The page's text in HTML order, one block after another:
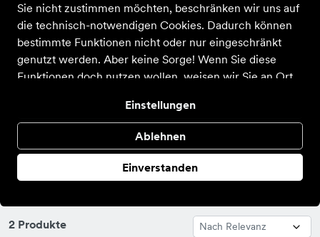
Sie nicht zustimmen möchten, beschränken wir uns auf
die technisch-notwendigen Cookies. Dadurch können
bestimmte Funktionen nicht oder nur eingeschränkt
genutzt werden. Aber keine Sorge! Wenn Sie diese
Funktionen doch nutzen wollen, weisen wir Sie an Ort
Sie auch im Nachhinein Ihre Freigabe erteilen können.
Alle Optionen und weitere Details finden Sie in der
Datenschutzerklärung
Einstellungen
Ablehnen
Einverstanden
ALLE FILTER
Farbe Größe Altersgruppe Marke
Quick Schuh Kitz-pichler
Marke
Alles zurücksetzen
2 Produkte